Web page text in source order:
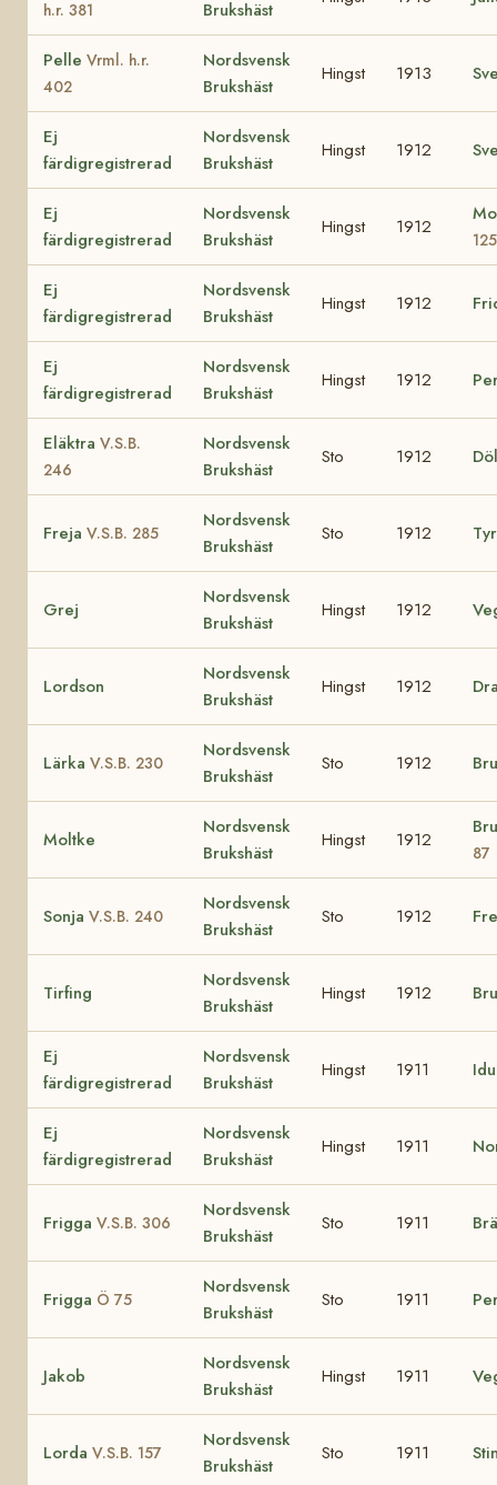
h.r. 381 Brukshäst
Pelle Vrml. h.r.
402
Nordsvensk
Brukshäst
Hingst 1913
Ej
färdigregistrerad
Nordsvensk
Brukshäst
Hingst 1912
Ej
färdigregistrerad
Nordsvensk
Brukshäst
Hingst 1912
125
Ej
färdigregistrerad
Nordsvensk
Brukshäst
Hingst 1912
Ej
färdigregistrerad
Nordsvensk
Brukshäst
Hingst 1912
Eläktra V.S.B.
246
Nordsvensk
Brukshäst
Sto 1912
Freja V.S.B. 285
Nordsvensk
Brukshäst
Sto 1912
Grej
Nordsvensk
Brukshäst
Hingst 1912
Lordson
Nordsvensk
Brukshäst
Hingst 1912
Lärka V.S.B. 230
Nordsvensk
Brukshäst
Sto 1912
Moltke
Nordsvensk
Brukshäst
Hingst 1912
87
Sonja V.S.B. 240
Nordsvensk
Brukshäst
Sto 1912
Tirfing
Nordsvensk
Brukshäst
Hingst 1912
Ej
färdigregistrerad
Nordsvensk
Brukshäst
Hingst 1911
Ej
färdigregistrerad
Nordsvensk
Brukshäst
Hingst 1911
Frigga V.S.B. 306
Nordsvensk
Brukshäst
Sto 1911
Frigga Ö 75
Nordsvensk
Brukshäst
Sto 1911
Jakob
Nordsvensk
Brukshäst
Hingst 1911
Lorda V.S.B. 157
Nordsvensk
Brukshäst
Sto 1911